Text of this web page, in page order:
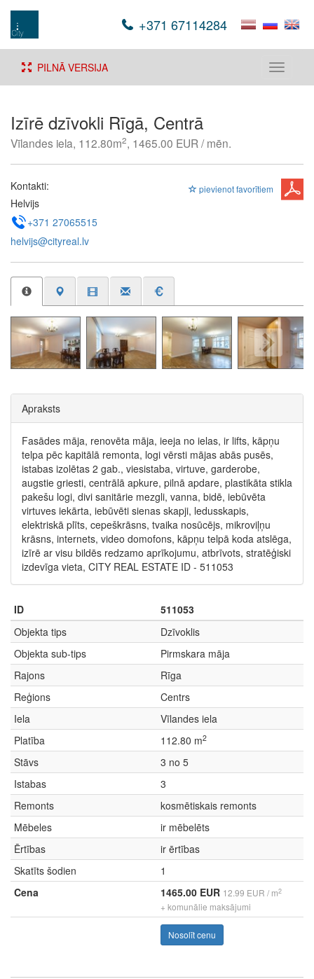
+371 67114284
Toggle
PILNĀ VERSIJA
Izīrē dzīvokli Rīgā, Centrā
Vīlandes iela, 112.80m2, 1465.00 EUR / mēn.
pievienot favorītiem
Kontakti:
Helvijs
+371 27065515
helvijs@cityreal.lv
Apraksts
Fasādes māja, renovēta māja, ieeja no ielas, ir lifts, kāpņu
telpa pēc kapitālā remonta, logi vērsti mājas abās pusēs,
istabas izolētas 2 gab., viesistaba, virtuve, garderobe,
augstie griesti, centrālā apkure, pilnā apdare, plastikāta stikla
pakešu logi, divi sanitārie mezgli, vanna, bidē, iebūvēta
virtuves iekārta, iebūvēti sienas skapji, ledusskapis,
elektriskā plīts, cepeškrāsns, tvaika nosūcējs, mikroviļņu
krāsns, internets, video domofons, kāpņu telpā koda atslēga,
izīrē ar visu bildēs redzamo aprīkojumu, atbrīvots, stratēģiski
izdevīga vieta, CITY REAL ESTATE ID - 511053
ID
511053
Objekta tips
Dzīvoklis
Objekta sub-tips
Pirmskara māja
Rajons
Rīga
Reģions
Centrs
Iela
Vīlandes iela
Platība
112.80 m2
Stāvs
3 no 5
Istabas
3
Remonts
kosmētiskais remonts
Mēbeles
ir mēbelēts
Ērtības
ir ērtības
Skatīts šodien
1
Cena
1465.00 EUR 12.99 EUR / m2
+ komunālie maksājumi
Nosolīt cenu